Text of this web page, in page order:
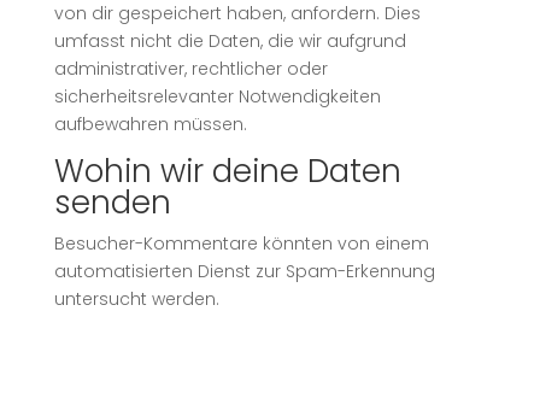
von dir gespeichert haben, anfordern. Dies
umfasst nicht die Daten, die wir aufgrund
administrativer, rechtlicher oder
sicherheitsrelevanter Notwendigkeiten
aufbewahren müssen.
Wohin wir deine Daten
senden
Besucher-Kommentare könnten von einem
automatisierten Dienst zur Spam-Erkennung
untersucht werden.